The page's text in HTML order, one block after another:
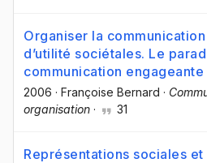
Organiser la
d’utilité sociétales. Le
communication engageante
2006 · Françoise Bernard ·
organisation · 31
Représentations sociales